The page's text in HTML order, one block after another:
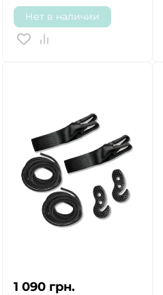
Нет в наличии
1 090 грн.